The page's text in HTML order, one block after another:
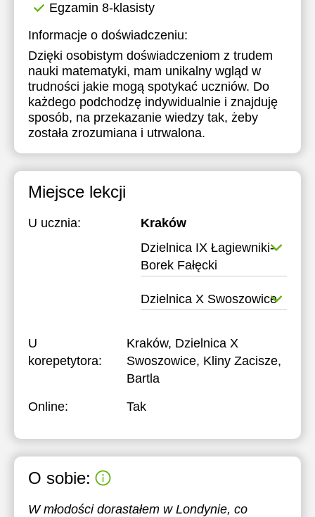
Egzamin 8-klasisty
Informacje o doświadczeniu:
Dzięki osobistym doświadczeniom z trudem
nauki matematyki, mam unikalny wgląd w
trudności jakie mogą spotykać uczniów. Do
każdego podchodzę indywidualnie i znajduję
sposób, na przekazanie wiedzy tak, żeby
została zrozumiana i utrwalona.
Miejsce lekcji
U ucznia:
Kraków
Dzielnica IX Łagiewniki-
Borek Fałęcki
Dzielnica X Swoszowice
U
korepetytora:
Kraków, Dzielnica X
Swoszowice, Kliny Zacisze,
Bartla
Online:
Tak
O sobie:
W młodości dorastałem w Londynie, co